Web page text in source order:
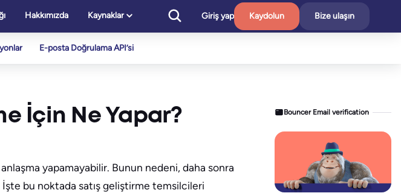
Hakkımızda Kaynaklar Giriş yap Kaydolun Bize ulaşın
E-posta Doğrulama API’si
İçin Ne Yapar?
yapamayabilir. Bunun nedeni, daha sonra
İşte bu noktada satış geliştirme temsilcileri
Bouncer Email verification